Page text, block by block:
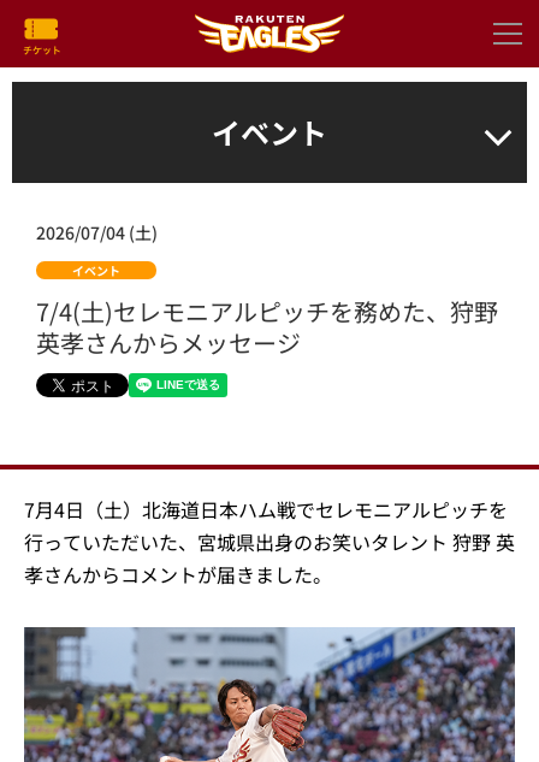
イベント
2026/07/04 (土)
イベント
7/4(土)セレモニアルピッチを務めた、狩野
英孝さんからメッセージ
7月4日（土）北海道日本ハム戦でセレモニアルピッチを
行っていただいた、宮城県出身のお笑いタレント 狩野 英
孝さんからコメントが届きました。